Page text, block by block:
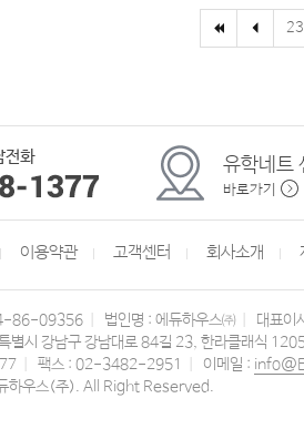
유학네트
바로가기
이용약관 고객센터 회사소개
86-09356 법인명 : 에듀하우스㈜
대표이
별시 강남구 강남대로 84길 23, 한라클래식
팩스 : 02-3482-2951 이메일 :
하우스(주). All Right Reserved.